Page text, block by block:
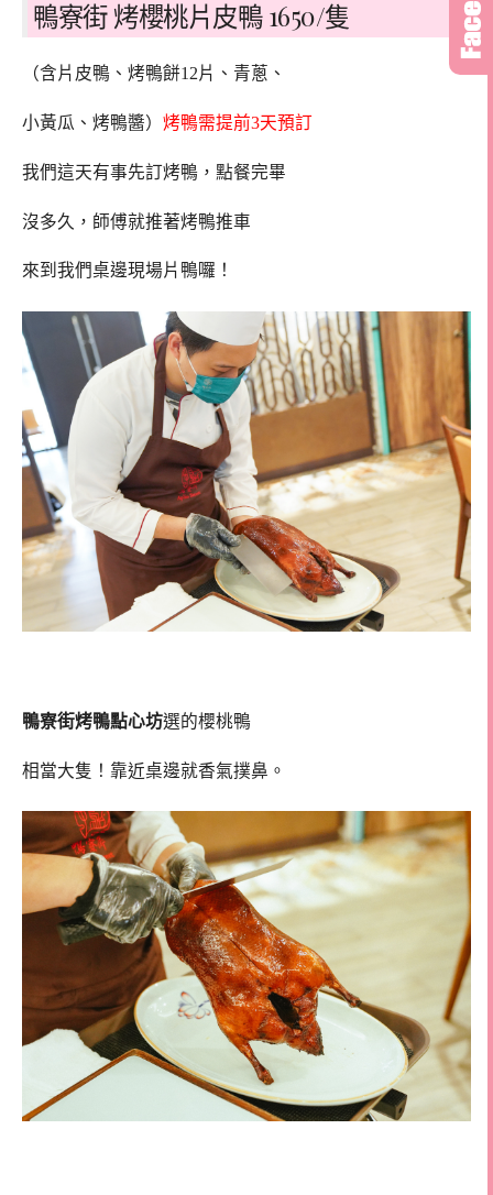
鴨寮街 烤櫻桃片皮鴨 1650/隻
（含片皮鴨、烤鴨餅12片、青蔥、
小黃瓜、烤鴨醬） 烤鴨需提前3天預訂
我們這天有事先訂烤鴨，點餐完畢
沒多久，師傅就推著烤鴨推車
來到我們桌邊現場片鴨囉！
鴨寮街烤鴨點心坊選的櫻桃鴨
相當大隻！靠近桌邊就香氣撲鼻。